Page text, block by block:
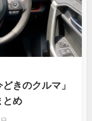
きのクルマ」
とめ